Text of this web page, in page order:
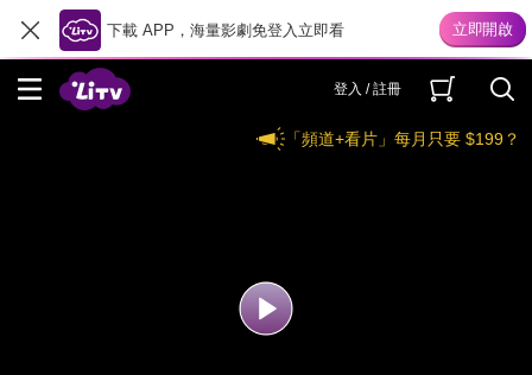
下載 APP，海量影劇免登入立即看
登入 / 註冊
「頻道+看片」每月只要 $199？